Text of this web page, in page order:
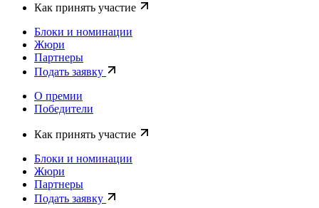
Как принять участие
Блоки и номинации
Жюри
Партнеры
Подать заявку
О премии
Победители
Как принять участие
Блоки и номинации
Жюри
Партнеры
Подать заявку